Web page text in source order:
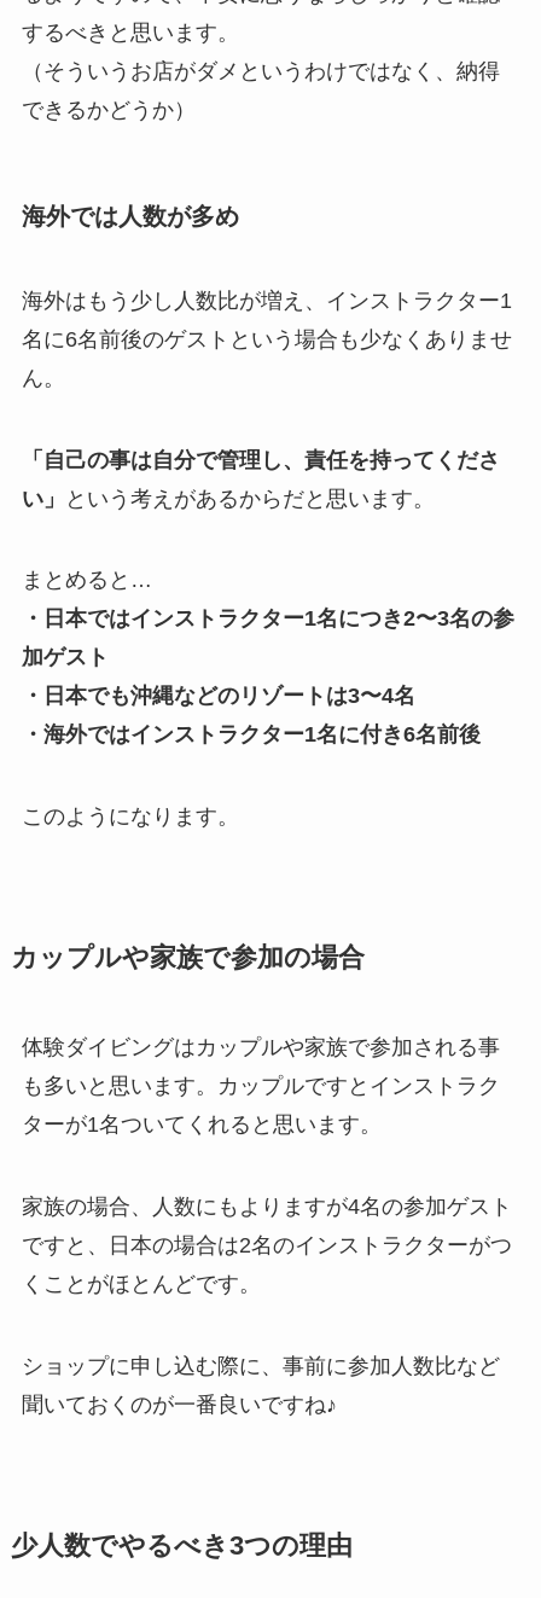
するべきと思います。
（そういうお店がダメというわけではなく、納得
できるかどうか）
海外では人数が多め
海外はもう少し人数比が増え、インストラクター1
名に6名前後のゲストという場合も少なくありませ
ん。
「自己の事は自分で管理し、責任を持ってくださ
い」
という考えがあるからだと思います。
まとめると…
・日本ではインストラクター1名につき2〜3名の参
加ゲスト
・日本でも沖縄などのリゾートは3〜4名
・海外ではインストラクター1名に付き6名前後
このようになります。
カップルや家族で参加の場合
体験ダイビングはカップルや家族で参加される事
も多いと思います。カップルですとインストラク
ターが1名ついてくれると思います。
家族の場合、人数にもよりますが4名の参加ゲスト
ですと、日本の場合は2名のインストラクターがつ
くことがほとんどです。
ショップに申し込む際に、事前に参加人数比など
聞いておくのが一番良いですね♪
少人数でやるべき3つの理由